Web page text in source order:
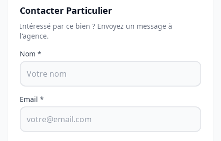
Contacter Particulier
Intéressé par ce bien ? Envoyez un message à
l'agence.
Nom *
Email *